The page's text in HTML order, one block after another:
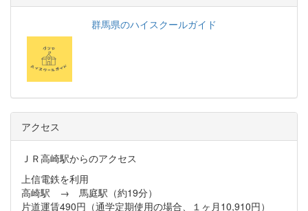
群馬県のハイスクールガイド
アクセス
ＪＲ高崎駅からのアクセス
上信電鉄を利用
高崎駅 → 馬庭駅（約19分）
片道運賃490円（通学定期使用の場合、１ヶ月10,910円）